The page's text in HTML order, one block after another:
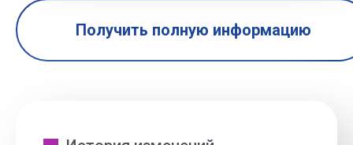
Получить полную информацию